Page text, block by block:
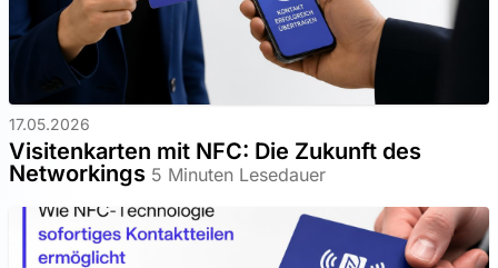
17.05.2026
Visitenkarten mit NFC: Die Zukunft des
Networkings 5 Minuten Lesedauer